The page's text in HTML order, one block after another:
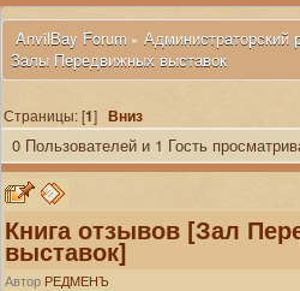
AnvilBay Forum » Администраторский
Залы Передвижных выставок
Страницы: [1]Вниз
0 Пользователей и 1 Гость
Книга отзывов [Зал
выставок]
Автор РЕДМЕНЪ